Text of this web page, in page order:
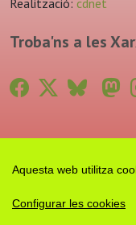
Aquesta web utilitza
Configurar les cookies
Troba'ns a les